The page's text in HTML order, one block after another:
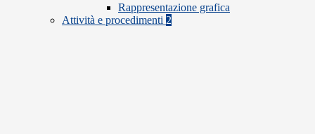
Rappresentazione grafica
Attività e procedimenti 2